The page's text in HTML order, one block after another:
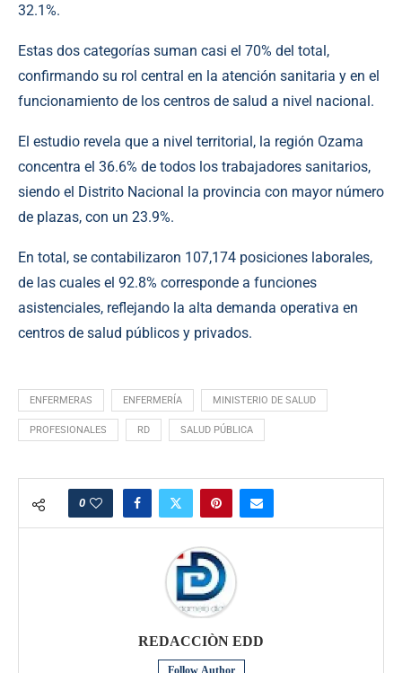
32.1%.
Estas dos categorías suman casi el 70% del total,
confirmando su rol central en la atención sanitaria y en el
funcionamiento de los centros de salud a nivel nacional.
El estudio revela que a nivel territorial, la región Ozama
concentra el 36.6% de todos los trabajadores sanitarios,
siendo el Distrito Nacional la provincia con mayor número
de plazas, con un 23.9%.
En total, se contabilizaron 107,174 posiciones laborales,
de las cuales el 92.8% corresponde a funciones
asistenciales, reflejando la alta demanda operativa en
centros de salud públicos y privados.
ENFERMERAS ENFERMERÍA MINISTERIO DE SALUD
PROFESIONALES RD SALUD PÚBLICA
0
REDACCIÒN EDD
Follow Author